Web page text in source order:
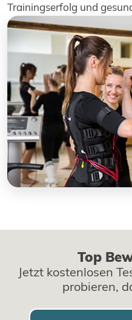
Trainingserfolg und
Top
Jetzt kostenlosen
probieren,